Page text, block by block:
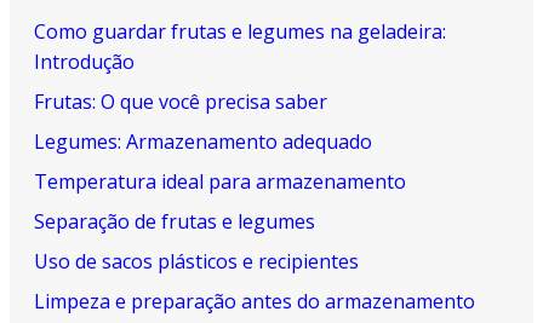
Como guardar frutas e legumes na geladeira:
Introdução
Frutas: O que você precisa saber
Legumes: Armazenamento adequado
Temperatura ideal para armazenamento
Separação de frutas e legumes
Uso de sacos plásticos e recipientes
Limpeza e preparação antes do armazenamento